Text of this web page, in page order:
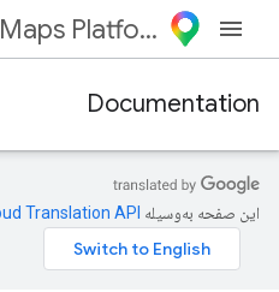
Maps Platform
Documentation
این صفحه به‌وسیله